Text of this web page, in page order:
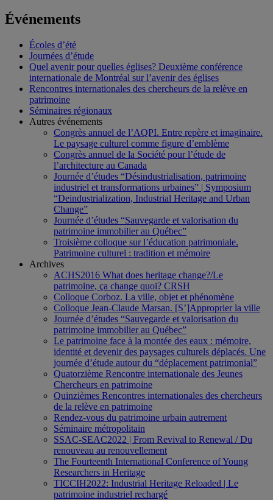
Événements
Écoles d’été
Journées d’étude
Quel avenir pour quelles églises? Deuxième conférence
internationale de Montréal sur l’avenir des églises
Rencontres internationales des chercheurs de la relève en
patrimoine
Séminaires régionaux
Autres événements
Congrès annuel de l’AQPI. Entre repère et imaginaire.
Le paysage culturel comme figure d’emblème
Congrès annuel de la Société pour l’étude de
l’architecture au Canada
Journée d’études “Désindustrialisation, patrimoine
industriel et transformations urbaines” | Symposium
“Deindustrialization, Industrial Heritage and Urban
Change”
Journée d’études “Sauvegarde et valorisation du
patrimoine immobilier au Québec”
Troisième colloque sur l’éducation patrimoniale.
Patrimoine culturel : tradition et mémoire
Archives
ACHS2016 What does heritage change?/Le
patrimoine, ça change quoi? CRSH
Colloque Corboz. La ville, objet et phénomène
Colloque Jean-Claude Marsan. [S’]Approprier la ville
Journée d’études “Sauvegarde et valorisation du
patrimoine immobilier au Québec”
Le patrimoine face à la montée des eaux : mémoire,
identité et devenir des paysages culturels déplacés. Une
journée d’étude autour du “déplacement patrimonial”
Quatorzième Rencontre internationale des Jeunes
Chercheurs en patrimoine
Quinzièmes Rencontres internationales des chercheurs
de la relève en patrimoine
Rendez-vous du patrimoine urbain autrement
Séminaire métropolitain
SSAC-SEAC2022 | From Revival to Renewal / Du
renouveau au renouvellement
The Fourteenth International Conference of Young
Researchers in Heritage
TICCIH2022: Industrial Heritage Reloaded | Le
patrimoine industriel rechargé